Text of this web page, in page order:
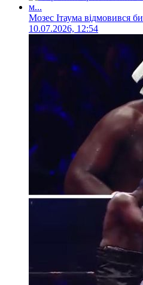
Мозес Ітаума відмовився
10.07.2026, 12:54